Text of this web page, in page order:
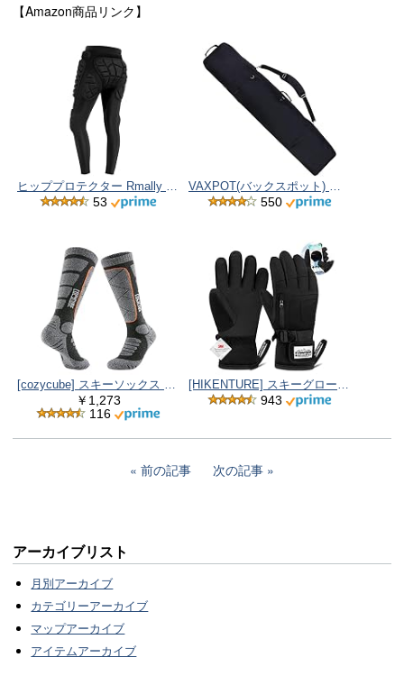
【Amazon商品リンク】
53 550
￥1,273
116
943
前の記事 次の記事
アーカイブリスト
月別アーカイブ
カテゴリーアーカイブ
マップアーカイブ
アイテムアーカイブ